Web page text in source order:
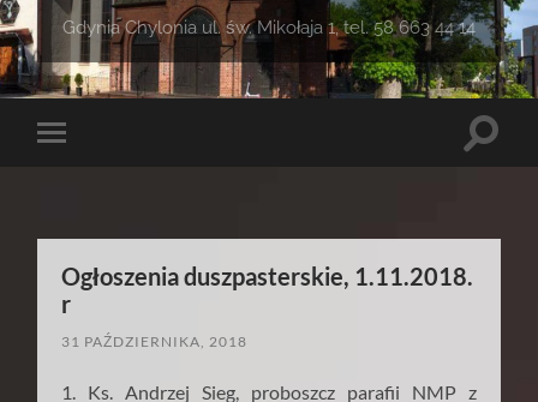
Gdynia Chylonia ul. św. Mikołaja 1, tel. 58 663 44 14
Toggle
Toggle
Ogłoszenia duszpasterskie, 1.11.2018.
r
31 PAŹDZIERNIKA, 2018
1. Ks. Andrzej Sieg, proboszcz parafii NMP z